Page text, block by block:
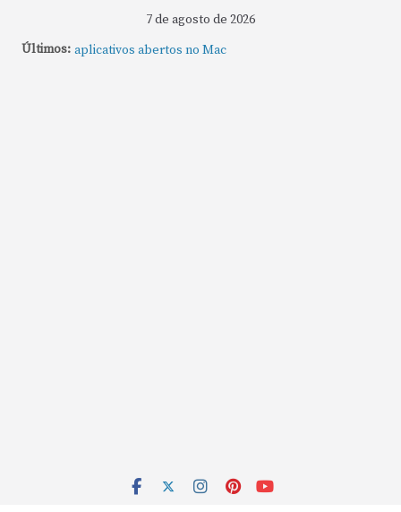
7 de agosto de 2026
Últimos: Como fechar rapidamente todas as janelas ou